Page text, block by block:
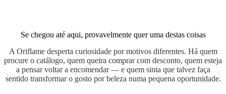
Se chegou até aqui, provavelmente quer uma destas coisas
A Oriflame desperta curiosidade por motivos diferentes. Há quem
procure o catálogo, quem queira comprar com desconto, quem esteja
a pensar voltar a encomendar — e quem sinta que talvez faça
sentido transformar o gosto por beleza numa pequena oportunidade.